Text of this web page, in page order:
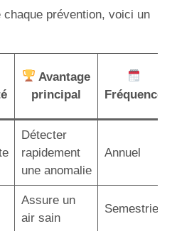
chaque prévention, voici un
Avantage
principal
Fréquence
Détecter
rapidement
une anomalie
Annuel
Assure un
air sain
Semestriel